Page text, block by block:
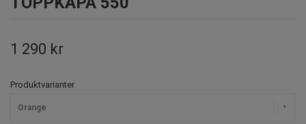
1 290 kr
Produktvarianter
Orange